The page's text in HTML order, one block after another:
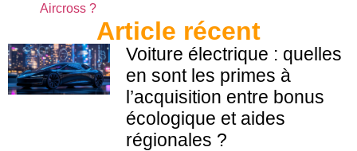
Article récent
Voiture électrique : quelles
en sont les primes à
l’acquisition entre bonus
écologique et aides
régionales ?
Aircross ?